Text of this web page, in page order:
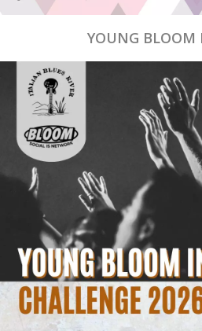
YOUNG BLOOM